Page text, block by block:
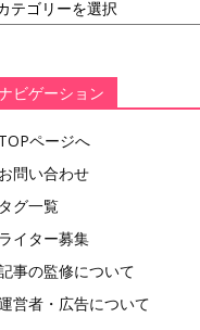
ビゲーション
TOPページへ
お問い合わせ
タグ一覧
ライター募集
事の監修について
営者・広告について